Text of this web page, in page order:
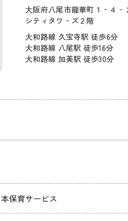
大阪府八尾市龍華町１‐４‐
シティタワ‐ズ２階
大和路線 久宝寺駅 徒歩6分
大和路線 八尾駅 徒歩16分
大和路線 加美駅 徒歩30分
保育サービス